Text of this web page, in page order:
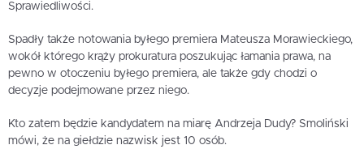
Sprawiedliwości.
Spadły także notowania byłego premiera Mateusza Morawieckiego,
wokół którego krąży prokuratura poszukując łamania prawa, na
pewno w otoczeniu byłego premiera, ale także gdy chodzi o
decyzje podejmowane przez niego.
Kto zatem będzie kandydatem na miarę Andrzeja Dudy? Smoliński
mówi, że na giełdzie nazwisk jest 10 osób.